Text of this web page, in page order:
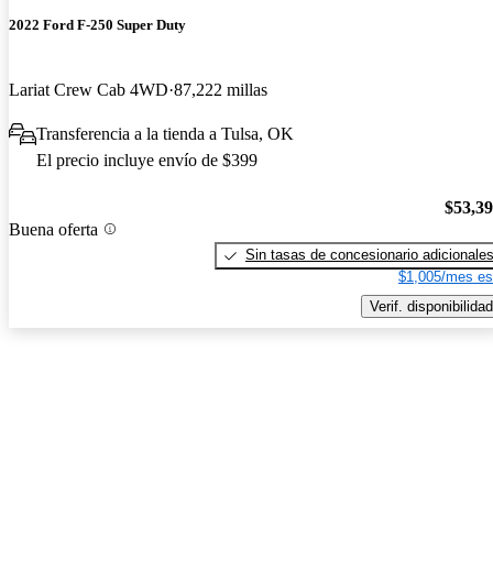
2022 Ford F-250 Super Duty
Lariat Crew Cab 4WD 87,222 millas
Transferencia a la tienda a Tulsa, OK
El precio incluye envío de $399
Buena oferta
Sin tasas de concesionario adicionales
$1,005/mes
Verif. disponibilidad